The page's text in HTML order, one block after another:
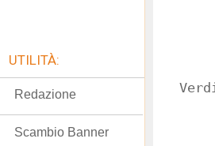
UTILITÀ:
Redazione
Scambio Banner